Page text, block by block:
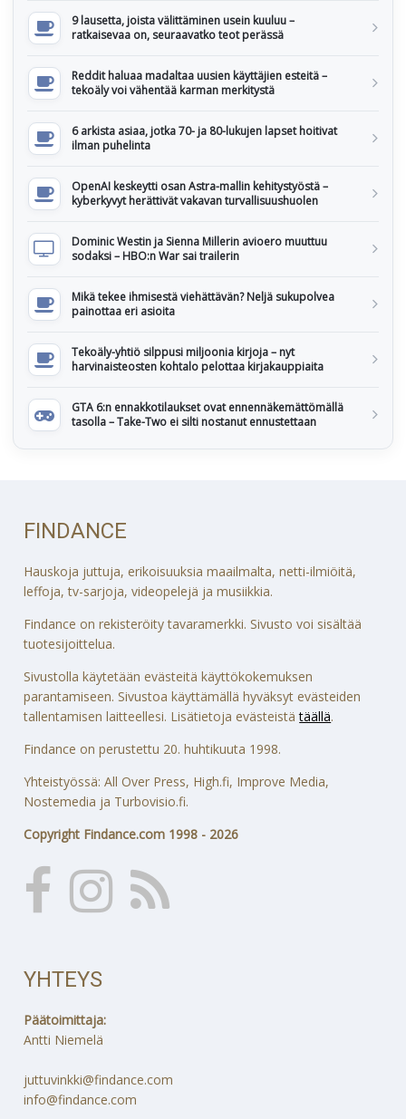
9 lausetta, joista välittäminen usein kuuluu –
ratkaisevaa on, seuraavatko teot perässä
Reddit haluaa madaltaa uusien käyttäjien esteitä –
tekoäly voi vähentää karman merkitystä
6 arkista asiaa, jotka 70- ja 80-lukujen lapset hoitivat
ilman puhelinta
OpenAI keskeytti osan Astra-mallin kehitystyöstä –
kyberkyvyt herättivät vakavan turvallisuushuolen
Dominic Westin ja Sienna Millerin avioero muuttuu
sodaksi – HBO:n War sai trailerin
Mikä tekee ihmisestä viehättävän? Neljä sukupolvea
painottaa eri asioita
Tekoäly-yhtiö silppusi miljoonia kirjoja – nyt
harvinaisteosten kohtalo pelottaa kirjakauppiaita
GTA 6:n ennakkotilaukset ovat ennennäkemättömällä
tasolla – Take-Two ei silti nostanut ennustettaan
FINDANCE
Hauskoja juttuja, erikoisuuksia maailmalta, netti-ilmiöitä,
leffoja, tv-sarjoja, videopelejä ja musiikkia.
Findance on rekisteröity tavaramerkki. Sivusto voi sisältää
tuotesijoittelua.
Sivustolla käytetään evästeitä käyttökokemuksen
parantamiseen. Sivustoa käyttämällä hyväksyt evästeiden
tallentamisen laitteellesi. Lisätietoja evästeistätäällä.
Findance on perustettu 20. huhtikuuta 1998.
Yhteistyössä: All Over Press, High.fi, Improve Media,
Nostemedia ja Turbovisio.fi.
Copyright Findance.com 1998 - 2026
YHTEYS
Päätoimittaja:
Antti Niemelä
juttuvinkki@findance.com
info@findance.com